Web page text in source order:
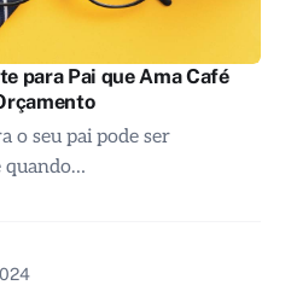
para Pai que Ama Café
o seu pai pode ser
quando…